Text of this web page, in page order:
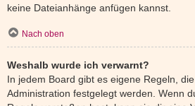
keine Dateianhänge anfügen kannst.
Nach oben
Weshalb wurde ich verwarnt?
In jedem Board gibt es eigene Regeln,
Administration festgelegt werden. Wenn